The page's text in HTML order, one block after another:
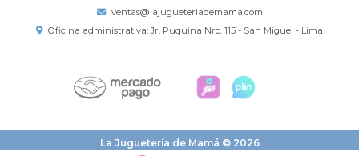
ventas@lajugueteriademama.com
Oficina administrativa: Jr. Puquina Nro. 115 - San Miguel - Lima
La Juguetería de Mamá © 2026